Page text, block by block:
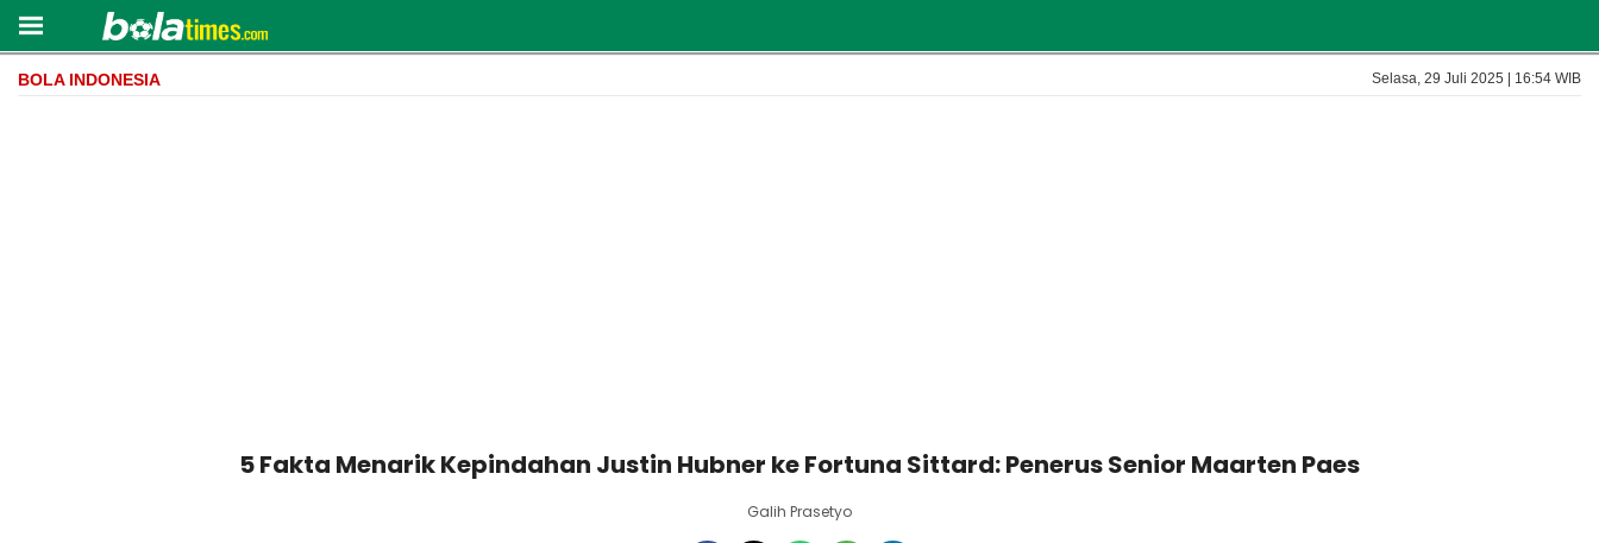
BOLA INDONESIA Selasa, 29 Juli 2025 | 16:54 WIB
5 Fakta Menarik Kepindahan Justin Hubner ke Fortuna Sittard: Penerus Senior Maarten Paes
Galih Prasetyo